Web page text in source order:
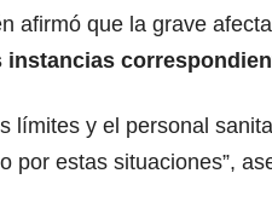
afirmó que la grave
instancias
límites y el personal
por estas situaciones”,